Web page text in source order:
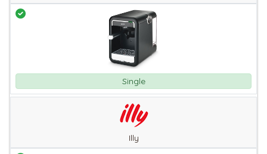
Single
Illy